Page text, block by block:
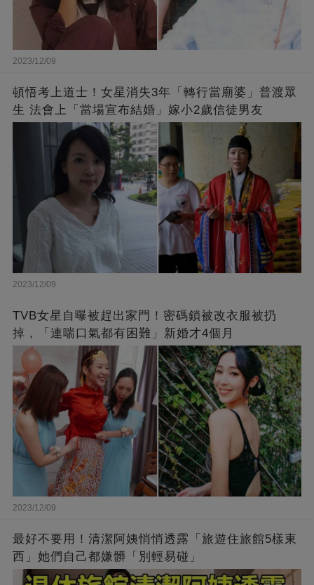
2023/12/09
頓悟考上道士！女星消失3年「轉行當廟婆」普渡眾
生 法會上「當場宣布結婚」嫁小2歲信徒男友
2023/12/09
TVB女星自曝被趕出家門！密碼鎖被改衣服被扔
掉，「連喘口氣都有困難」新婚才4個月
2023/12/09
最好不要用！清潔阿姨悄悄透露「旅遊住旅館5樣東
西」她們自己都嫌髒「別輕易碰」